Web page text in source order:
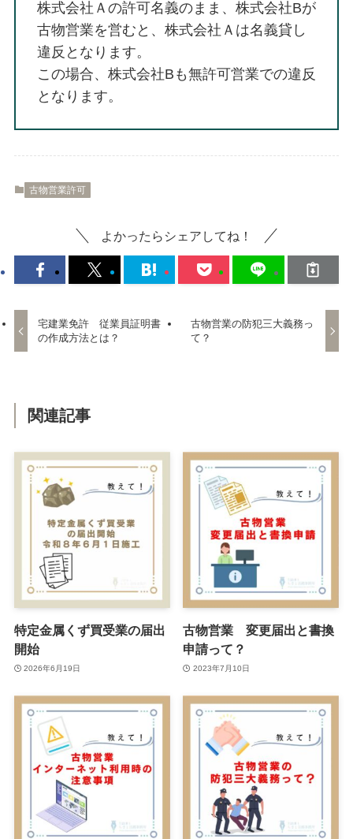
株式会社Ａの許可名義のまま、株式会社Bが
古物営業を営むと、株式会社Ａは名義貸し
違反となります。
この場合、株式会社Bも無許可営業での違反
となります。
古物営業許可
よかったらシェアしてね！
宅建業免許 従業員証明書
の作成方法とは？
古物営業の防犯三大義務っ
て？
関連記事
特定金属くず買受業の届出
開始
2026年6月19日
古物営業 変更届出と書換
申請って？
2023年7月10日